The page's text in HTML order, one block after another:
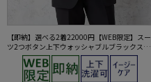
【即納】選べる2着22000円【WEB限定】スー
ツ2つボタン上下ウォッシャブルブラックスト
ライプ3シーズン対応